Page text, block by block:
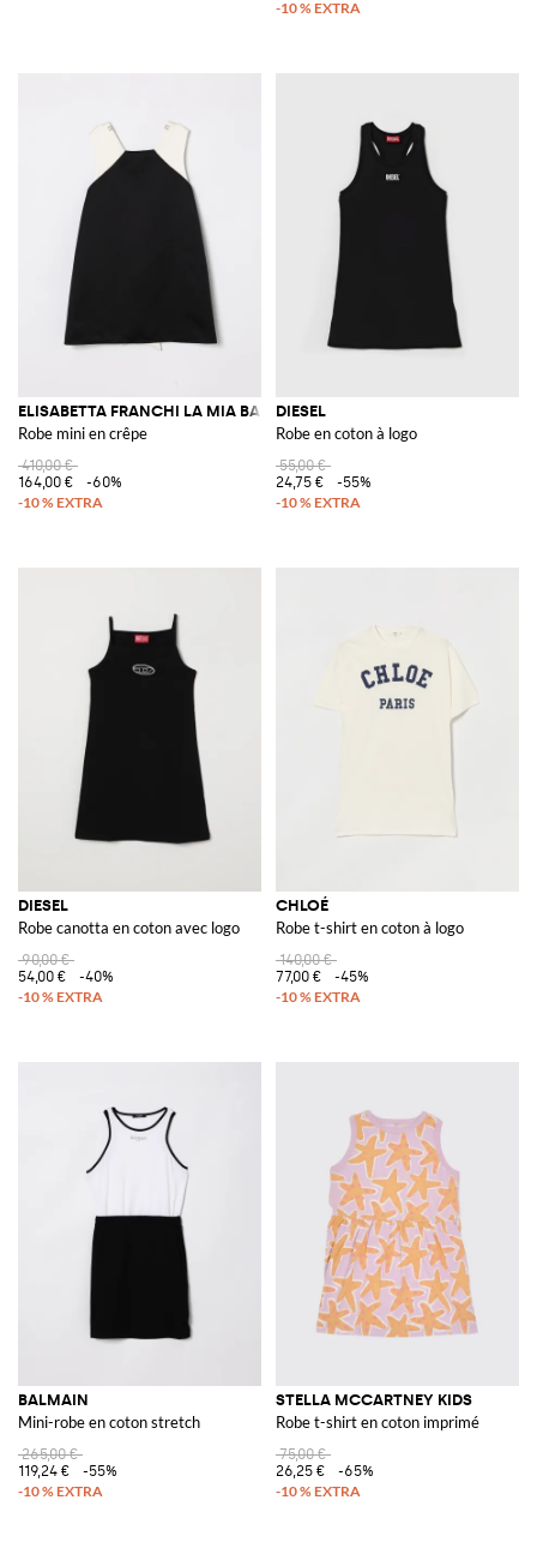
ELISABETTA FRANCHI LA MIA BAMBINA
Robe mini en crêpe
410,00 €
164,00 €
-60%
DIESEL
Robe en coton à logo
55,00 €
24,75 €
-55%
DIESEL
Robe canotta en coton avec logo
90,00 €
54,00 €
-40%
CHLOÉ
Robe t-shirt en coton à logo
140,00 €
77,00 €
-45%
BALMAIN
Mini-robe en coton stretch
265,00 €
119,24 €
-55%
STELLA MCCARTNEY KIDS
Robe t-shirt en coton imprimé
75,00 €
26,25 €
-65%